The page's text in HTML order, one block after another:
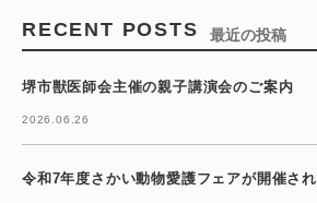
RECENT POSTS 最近の投稿
堺市獣医師会主催の親子講演会のご案内
2026.06.26
令和7年度さかい動物愛護フェアが開催さ